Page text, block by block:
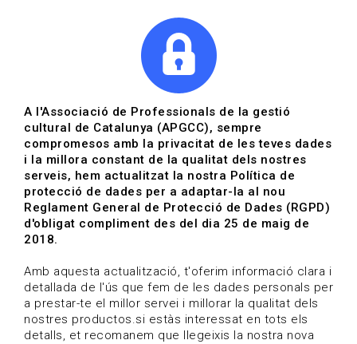
Actualitza't
Vols estar al dia?
HOME / BLOG
Estigues al dia
Convocatòries, activitats i notícies del sector de la
cultura.
A l'Associació de Professionals de la gestió
cultural de Catalunya (APGCC), sempre
compromesos amb la privacitat de les teves dades
i la millora constant de la qualitat dels nostres
serveis, hem actualitzat la nostra Política de
protecció de dades per a adaptar-la al nou
Reglament General de Protecció de Dades (RGPD)
d'obligat compliment des del dia 25 de maig de
2018.
Amb aquesta actualització, t'oferim informació clara i
detallada de l'ús que fem de les dades personals per
a prestar-te el millor servei i millorar la qualitat dels
nostres productos.si estàs interessat en tots els
detalls, et recomanem que llegeixis la nostra nova